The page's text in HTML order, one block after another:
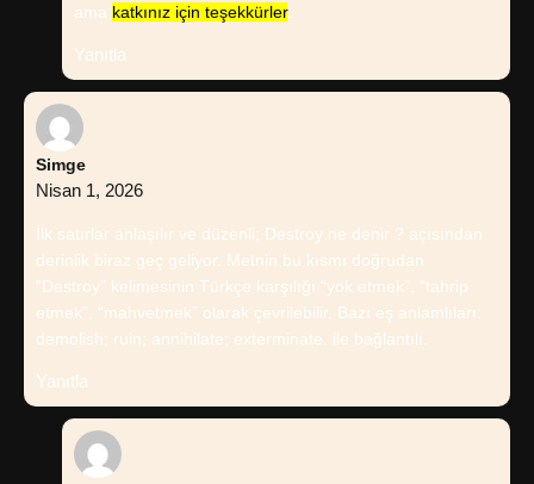
ama katkınız için teşekkürler.
Yanıtla
Simge
Nisan 1, 2026
İlk satırlar anlaşılır ve düzenli; Destroy ne denir ? açısından
derinlik biraz geç geliyor. Metnin bu kısmı doğrudan
“Destroy” kelimesinin Türkçe karşılığı “yok etmek”, “tahrip
etmek”, “mahvetmek” olarak çevrilebilir. Bazı eş anlamlıları:
demolish; ruin; annihilate; exterminate. ile bağlantılı.
Yanıtla